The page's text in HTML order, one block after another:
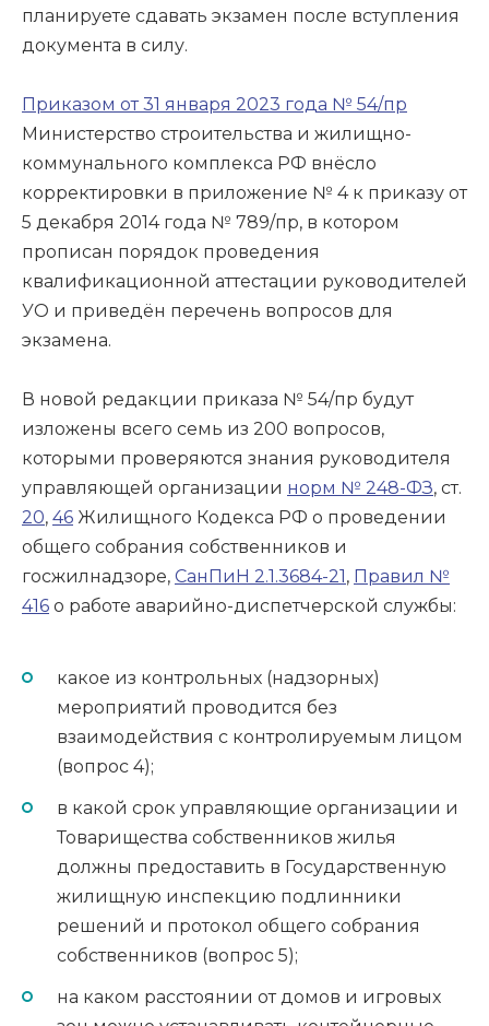
планируете сдавать экзамен после вступления
документа в силу.
Приказом от 31 января 2023 года № 54/пр
Министерство строительства и жилищно-
коммунального комплекса РФ внёсло
корректировки в приложение № 4 к приказу от
5 декабря 2014 года № 789/пр, в котором
прописан порядок проведения
квалификационной аттестации руководителей
УО и приведён перечень вопросов для
экзамена.
В новой редакции приказа № 54/пр будут
изложены всего семь из 200 вопросов,
которыми проверяются знания руководителя
управляющей организации норм № 248-ФЗ, ст.
20, 46 Жилищного Кодекса РФ о проведении
общего собрания собственников и
госжилнадзоре, СанПиН 2.1.3684-21 , Правил №
416 о работе аварийно-диспетчерской службы:
какое из контрольных (надзорных)
мероприятий проводится без
взаимодействия с контролируемым лицом
(вопрос 4);
в какой срок управляющие организации и
Товарищества собственников жилья
должны предоставить в Государственную
жилищную инспекцию подлинники
решений и протокол общего собрания
собственников (вопрос 5);
на каком расстоянии от домов и игровых